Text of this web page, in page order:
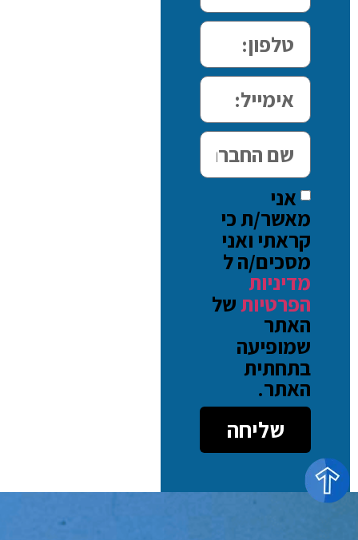
אני
מאשר/ת כי
קראתי ואני
מסכים/ה ל
מדיניות
הפרטיותשל
האתר
שמופיעה
בתחתית
האתר.
שליחה